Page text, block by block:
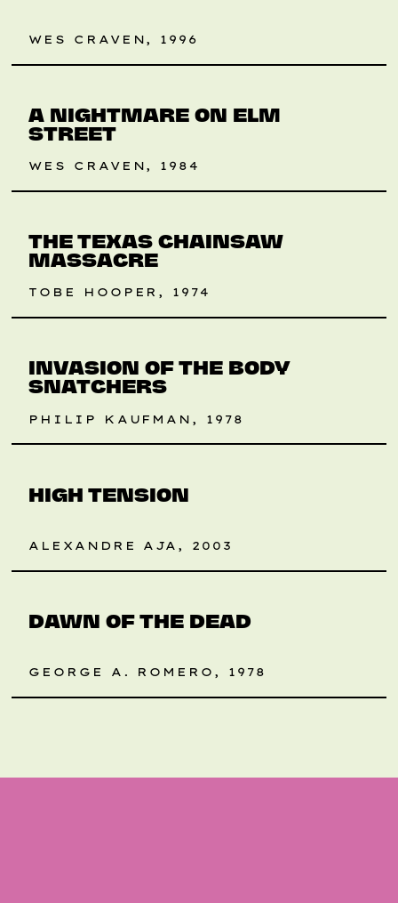
WES CRAVEN, 1996
LAURAS TIPP
A NIGHTMARE ON ELM
STREET
WES CRAVEN, 1984
THE TEXAS CHAINSAW
MASSACRE
TOBE HOOPER, 1974
RETROSPEKTIVE
INVASION OF THE BODY
SNATCHERS
PHILIP KAUFMAN, 1978
HIGH TENSION
ALEXANDRE AJA, 2003
RETROSPEKTIVE
DAWN OF THE DEAD
GEORGE A. ROMERO, 1978